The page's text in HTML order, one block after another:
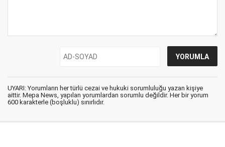
UYARI: Yorumların her türlü cezai ve hukuki sorumluluğu yazan kişiye
aittir. Mepa News, yapılan yorumlardan sorumlu değildir. Her bir yorum
600 karakterle (boşluklu) sınırlıdır.